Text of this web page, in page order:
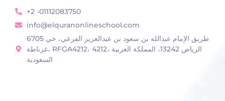
+2 -01112083750
info@elquranonlineschool.com
6705 طريق الإمام عبدالله بن سعود بن عبدالعزيز الفرعي، حي
غرناطة، RFGA4212، 4212، الرياض 13242، المملكة العربية
السعودية